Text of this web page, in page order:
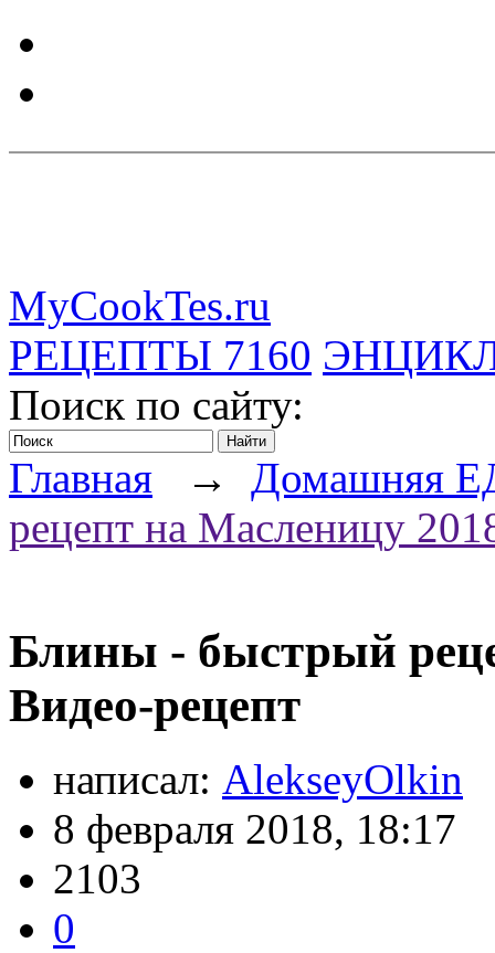
MyCookTes.ru
РЕЦЕПТЫ 7160
Поиск по сайту:
Главная → Домашняя
рецепт на Масленицу
Блины - быстрый
Видео-рецепт
написал: AlekseyOlkin
8 февраля 2018, 18:17
2103
0